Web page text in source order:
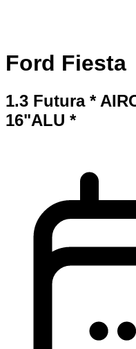
Ford Fiesta
1.3 Futura *
16"ALU *